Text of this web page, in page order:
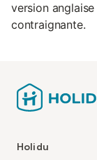
version
contraignante.
Holidu